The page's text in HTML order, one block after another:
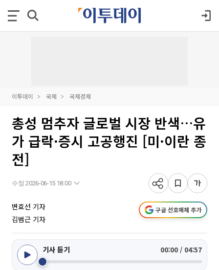
이투데이 국제 국제경제
총성 멈추자 글로벌 시장 반색…유
가 급락·증시 고공행진 [미·이란 종
전]
수정 2026-06-15 18:00
변효선 기자
김범근 기자
구글 선호매체 추가
기사 듣기 00:00 / 04:57